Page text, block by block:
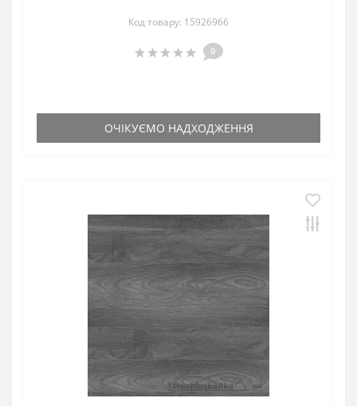
Код товару: 15926966
0
ОЧІКУЄМО НАДХОДЖЕННЯ